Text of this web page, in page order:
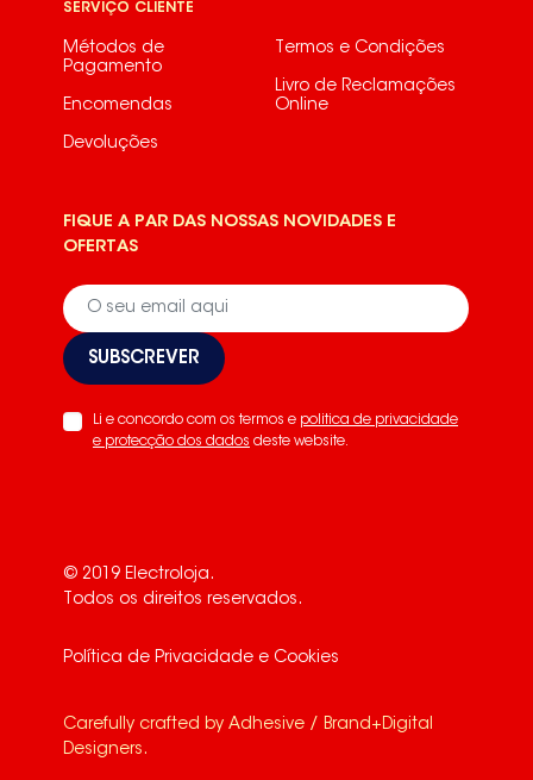
SERVIÇO CLIENTE
Métodos de
Pagamento
Encomendas
Devoluções
Termos e Condições
Livro de Reclamações
Online
FIQUE A PAR DAS NOSSAS NOVIDADES E
OFERTAS
SUBSCREVER
Li e concordo com os termos e politica de privacidade
e protecção dos dados deste website.
© 2019 Electroloja.
Todos os direitos reservados.
Política de Privacidade e Cookies
Carefully crafted byAdhesive / Brand+Digital
Designers .